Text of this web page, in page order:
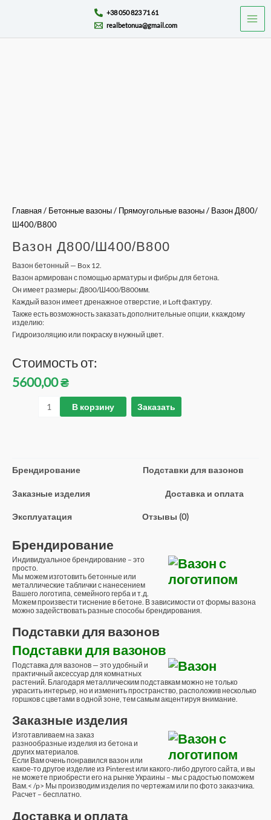
содержимому
+38 050 823 71 61
realbetonua@gmail.com
Главная / Бетонные вазоны / Прямоугольные вазоны / Вазон Д800/
Ш400/В800
Вазон Д800/Ш400/В800
Вазон бетонный — Box 12.
Вазон армирован с помощью арматуры и фибры для бетона.
Он имеет размеры: Д800/Ш400/В800мм.
Каждый вазон имеет дренажное отверстие, и Loft фактуру.
Также есть возможность заказать дополнительные опции, к каждому
изделию:
Гидроизоляцию или покраску в нужный цвет.
Стоимость от:
5600,00₴
В корзину Заказать
Брендирование Подставки для вазонов
Заказные изделия Доставка и оплата
Эксплуатация Отзывы (0)
Брендирование
Индивидуальное брендирование – это
просто.
Мы можем изготовить бетонные или
металлические таблички с нанесением
Вашего логотипа, семейного герба и т.д.
Можем произвести тиснение в бетоне. В зависимости от формы вазона
можно задействовать разные способы брендирования.
Подставки для вазонов
Подставки для вазонов
Подставка для вазонов — это удобный и
практичный аксессуар для комнатных
растений. Благодаря металлическим подставкам можно не только
украсить интерьер, но и изменить пространство, расположив несколько
горшков с цветами в одной зоне, тем самым акцентируя внимание.
Заказные изделия
Изготавливаем на заказ
разнообразные изделия из бетона и
других материалов.
Если Вам очень понравился вазон или
какое-то другое изделие из Pinterest или какого-либо другого сайта, и вы
не можете приобрести его на рынке Украины – мы с радостью поможем
Вам.< /p> Мы производим изделия по чертежам или по фото заказчика.
Расчет – бесплатно.
Доставка и оплата